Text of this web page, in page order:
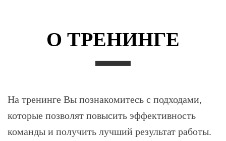
О ТРЕНИНГЕ
На тренинге Вы познакомитесь с подходами,
которые позволят повысить эффективность
команды и получить лучший результат работы.